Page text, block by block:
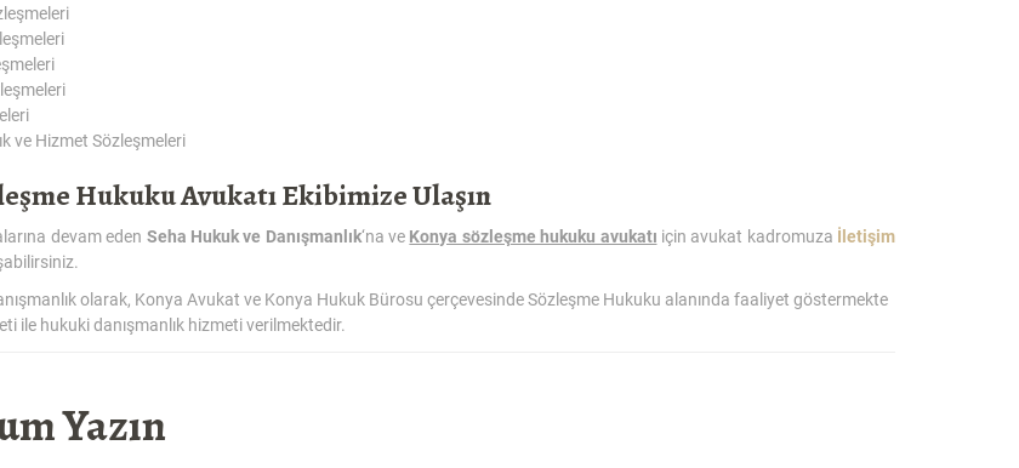
ve Hizmet Sözleşmeleri
Hukuku Avukatı Ekibimize Ulaşın
devam eden Seha Hukuk ve Danışmanlık‘na ve Konya sözleşme hukuku avukatı için avukat kadromuza İletişim
olarak, Konya Avukat ve Konya Hukuk Bürosu çerçevesinde Sözleşme Hukuku alanında faaliyet göstermekte
ile hukuki danışmanlık hizmeti verilmektedir.
Yazın